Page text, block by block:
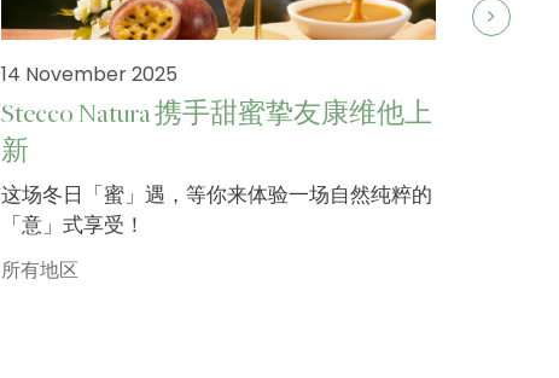
14 November 2025
Stecco Natura 携手甜蜜挚友康维他上
新
这场冬日「蜜」遇，等你来体验一场自然纯粹的
「意」式享受！
所有地区